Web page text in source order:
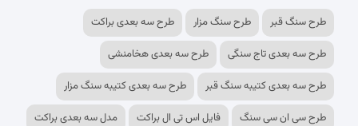
طرح سنگ قبر طرح سنگ مزار
طرح سه بعدی براکت
طرح سه بعدی تاج سنگی
طرح سه بعدی هخامنشی
طرح سه بعدی کتیبه سنگ قبر
طرح سه بعدی کتیبه سنگ مزار
طرح سی ان سی سنگ
فایل اس تی ال براکت مدل سه بعدی براکت